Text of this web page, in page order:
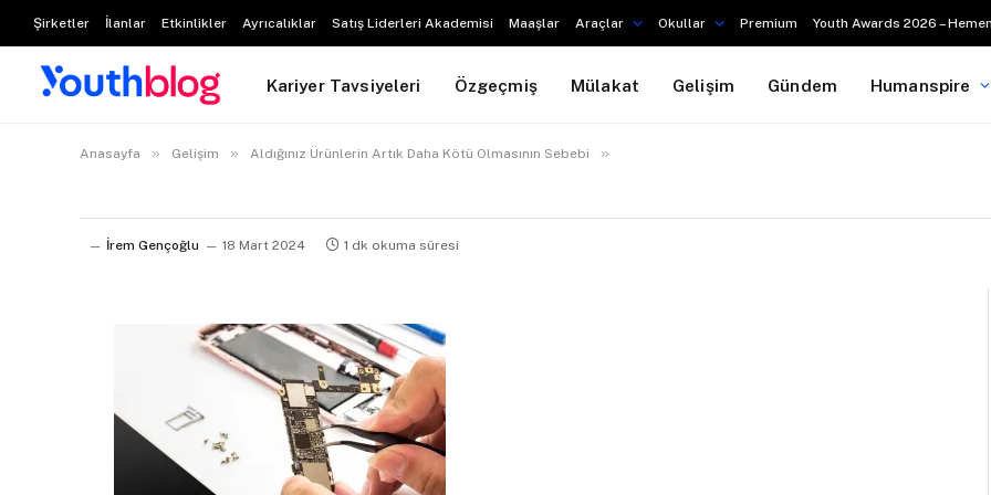
Şirketler İlanlar Etkinlikler Ayrıcalıklar Satış Liderleri Akademisi Maaşlar Araçlar Okullar Premium Youth Awards 2026 –
Kariyer Tavsiyeleri Özgeçmiş Mülakat Gelişim Gündem Humanspire
Anasayfa » Gelişim » Aldığınız Ürünlerin Artık Daha Kötü Olmasının Sebebi »
İrem Gençoğlu 18 Mart 2024 1 dk okuma süresi